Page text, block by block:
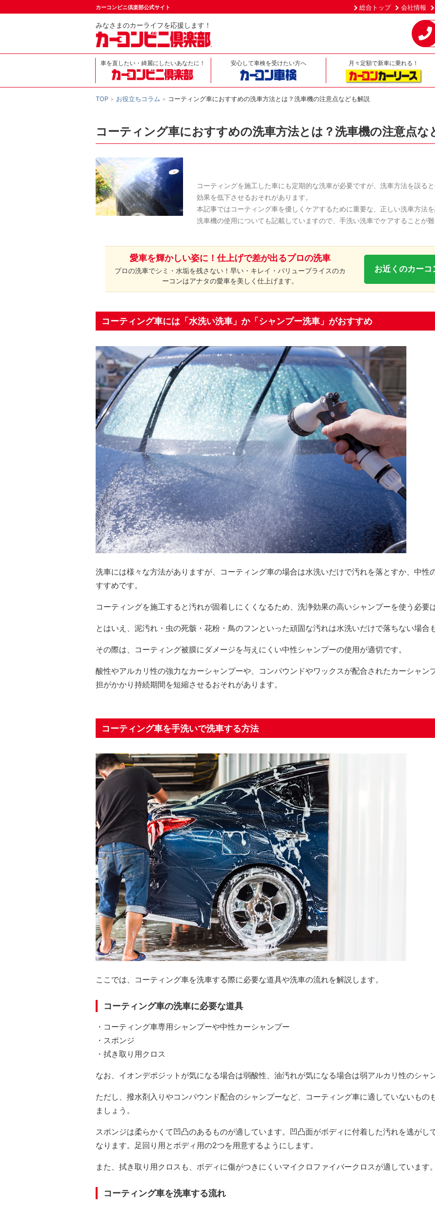
カーコンビニ倶楽部公式サイト 総合トップ 会社情報
みなさまのカーライフを応援します！
車を直したい・綺麗にしたいあなたに！ 安心して車検を受けたい方へ 月々定額で新車に乗れる！
TOP お役立ちコラム コーティング車におすすめの洗車方法とは？洗車機の注意点なども解説
コーティング車におすすめの洗車方法とは？洗車機の注意点な
コーティングを施工した車にも定期的な洗車が必要ですが、洗車方法を誤る
効果を低下させるおそれがあります。
本記事ではコーティング車を優しくケアするために重要な、正しい洗車方法を
洗車機の使用についても記載していますので、手洗い洗車でケアすることが
愛車を輝かしい姿に！仕上げで差が出るプロの洗車
プロの洗車でシミ・水垢を残さない！早い・キレイ・バリュープライスのカ
ーコンはアナタの愛車を美しく仕上げます。
お近くのカー
コーティング車には「水洗い洗車」か「シャンプー洗車」がおすすめ
洗車には様々な方法がありますが、コーティング車の場合は水洗いだけで汚れを落とすか、中性
すすめです。
コーティングを施工すると汚れが固着しにくくなるため、洗浄効果の高いシャンプーを使う必要
とはいえ、泥汚れ・虫の死骸・花粉・鳥のフンといった頑固な汚れは水洗いだけで落ちない場合
その際は、コーティング被膜にダメージを与えにくい中性シャンプーの使用が適切です。
酸性やアルカリ性の強力なカーシャンプーや、コンパウンドやワックスが配合されたカーシャン
担がかかり持続期間を短縮させるおそれがあります。
コーティング車を手洗いで洗車する方法
ここでは、コーティング車を洗車する際に必要な道具や洗車の流れを解説します。
コーティング車の洗車に必要な道具
・コーティング車専用シャンプーや中性カーシャンプー
・スポンジ
・拭き取り用クロス
なお、イオンデポジットが気になる場合は弱酸性、油汚れが気になる場合は弱アルカリ性のシャ
ただし、撥水剤入りやコンパウンド配合のシャンプーなど、コーティング車に適していないもの
ましょう。
スポンジは柔らかくて凹凸のあるものが適しています。凹凸面がボディに付着した汚れを逃がし
なります。足回り用とボディ用の2つを用意するようにします。
また、拭き取り用クロスも、ボディに傷がつきにくいマイクロファイバークロスが適しています。
コーティング車を洗車する流れ